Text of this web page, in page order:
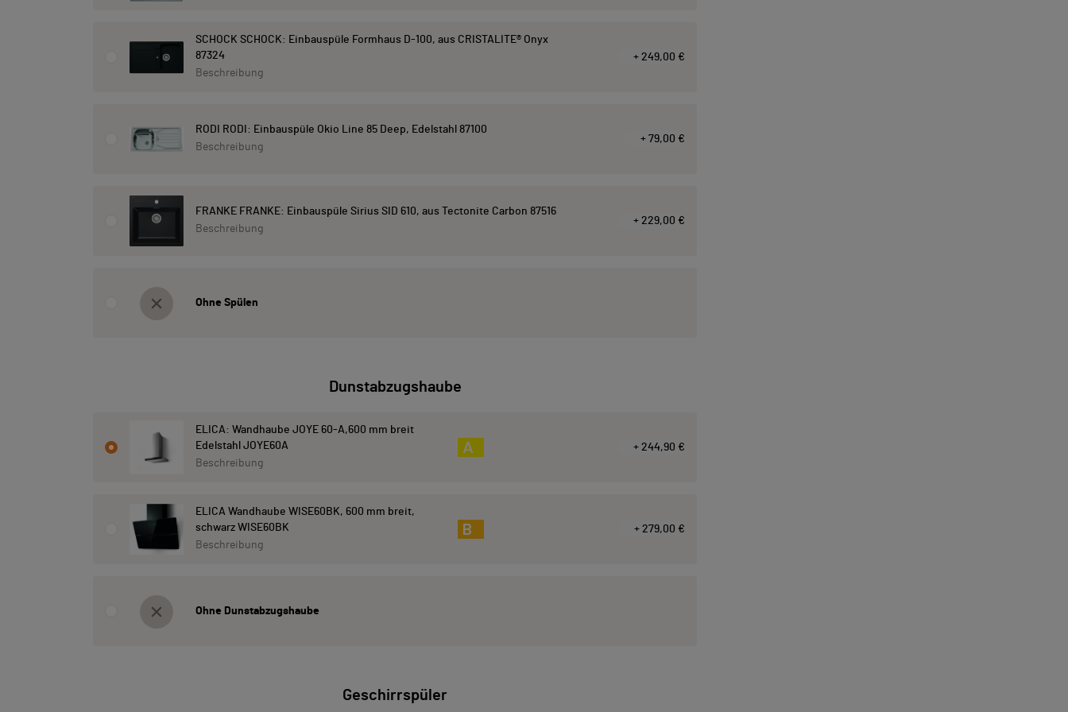
SCHOCK SCHOCK: Einbauspüle Formhaus D-100, aus CRISTALITE® Onyx
87324
Beschreibung
+ 249,00 €
RODI RODI: Einbauspüle Okio Line 85 Deep, Edelstahl 87100
Beschreibung
+ 79,00 €
FRANKE FRANKE: Einbauspüle Sirius SID 610, aus Tectonite Carbon 87516
Beschreibung
+ 229,00 €
Ohne Spülen
Dunstabzugshaube
ELICA: Wandhaube JOYE 60-A,600 mm breit
Edelstahl JOYE60A
Beschreibung
A + 244,90 €
ELICA Wandhaube WISE60BK, 600 mm breit,
schwarz WISE60BK
Beschreibung
B + 279,00 €
Ohne Dunstabzugshaube
Geschirrspüler